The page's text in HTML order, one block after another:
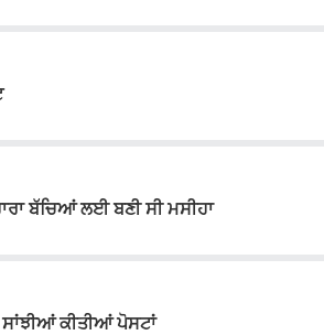
ਬੱਚਿਆਂ ਲਈ ਬਣੀ ਸੀ ਮਸੀਹਾ
ਕੀਤੀਆਂ ਪੋਸਟਾਂ